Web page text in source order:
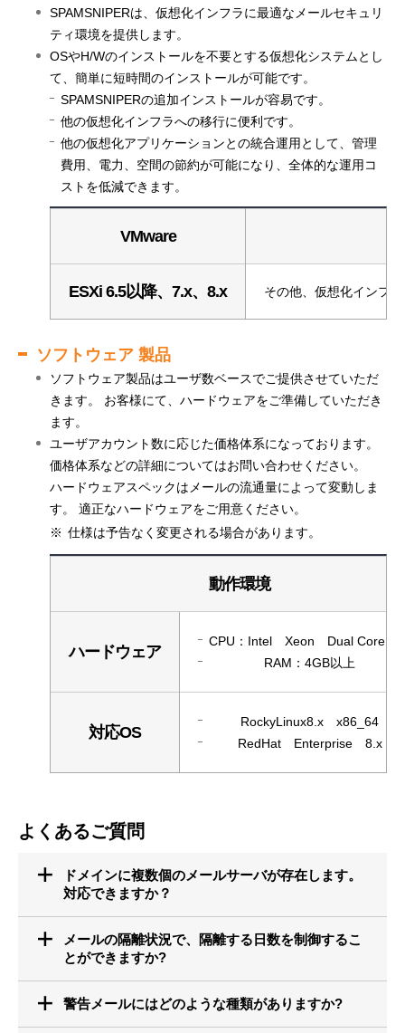
SPAMSNIPERは、仮想化インフラに最適なメールセキュリ
ティ環境を提供します。
OSやH/Wのインストールを不要とする仮想化システムとし
て、簡単に短時間のインストールが可能です。
SPAMSNIPERの追加インストールが容易です。
他の仮想化インフラへの移行に便利です。
他の仮想化アプリケーションとの統合運用として、管理
費用、電力、空間の節約が可能になり、全体的な運用コ
ストを低減できます。
VMware
ESXi 6.5以降、7.x、8.x その他、仮想化インフ
ソフトウェア 製品
ソフトウェア製品はユーザ数ベースでご提供させていただ
きます。 お客様にて、ハードウェアをご準備していただき
ます。
ユーザアカウント数に応じた価格体系になっております。
価格体系などの詳細についてはお問い合わせください。
ハードウェアスペックはメールの流通量によって変動しま
す。 適正なハードウェアをご用意ください。
仕様は予告なく変更される場合があります。
動作環境
ハードウェア
CPU：Intel Xeon Dual Core以
RAM：4GB以上
対応OS
RockyLinux8.x x86_64
RedHat Enterprise 8.x
よくあるご質問
ドメインに複数個のメールサーバが存在します。
対応できますか？
メールの隔離状況で、隔離する日数を制御するこ
とができますか?
警告メールにはどのような種類がありますか?